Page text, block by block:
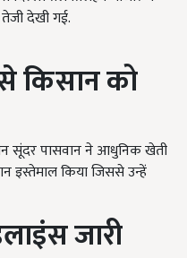
देखी गई.
किसान को
सूंदर पासवान ने आधुनिक खेती
इस्तेमाल किया जिससे उन्हें
जारी